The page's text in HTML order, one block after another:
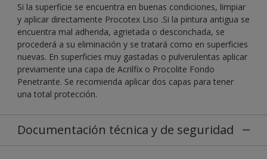
Si la superficie se encuentra en buenas condiciones, limpiar
y aplicar directamente Procotex Liso .Si la pintura antigua se
encuentra mal adherida, agrietada o desconchada, se
procederá a su eliminación y se tratará como en superficies
nuevas. En superficies muy gastadas o pulverulentas aplicar
previamente una capa de Acrilfix o Procolite Fondo
Penetrante. Se recomienda aplicar dos capas para tener
una total protección.
Documentación técnica y de seguridad